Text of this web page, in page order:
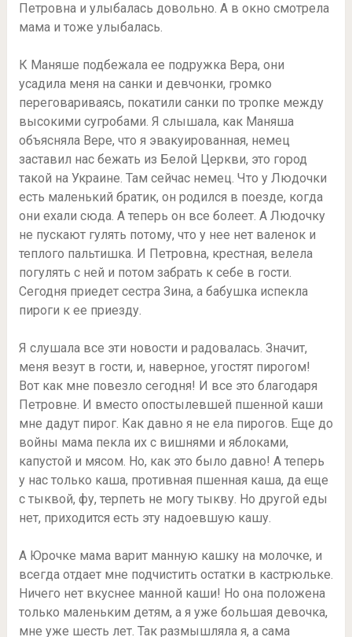
Петровна и улыбалась довольно. А в окно смотрела
мама и тоже улыбалась.
К Маняше подбежала ее подружка Вера, они
усадила меня на санки и девчонки, громко
переговариваясь, покатили санки по тропке между
высокими сугробами. Я слышала, как Маняша
объясняла Вере, что я эвакуированная, немец
заставил нас бежать из Белой Церкви, это город
такой на Украине. Там сейчас немец. Что у Людочки
есть маленький братик, он родился в поезде, когда
они ехали сюда. А теперь он все болеет. А Людочку
не пускают гулять потому, что у нее нет валенок и
теплого пальтишка. И Петровна, крестная, велела
погулять с ней и потом забрать к себе в гости.
Сегодня приедет сестра Зина, а бабушка испекла
пироги к ее приезду.
Я слушала все эти новости и радовалась. Значит,
меня везут в гости, и, наверное, угостят пирогом!
Вот как мне повезло сегодня! И все это благодаря
Петровне. И вместо опостылевшей пшенной каши
мне дадут пирог. Как давно я не ела пирогов. Еще до
войны мама пекла их с вишнями и яблоками,
капустой и мясом. Но, как это было давно! А теперь
у нас только каша, противная пшенная каша, да еще
с тыквой, фу, терпеть не могу тыкву. Но другой еды
нет, приходится есть эту надоевшую кашу.
А Юрочке мама варит манную кашку на молочке, и
всегда отдает мне подчистить остатки в кастрюльке.
Ничего нет вкуснее манной каши! Но она положена
только маленьким детям, а я уже большая девочка,
мне уже шесть лет. Так размышляла я, а сама